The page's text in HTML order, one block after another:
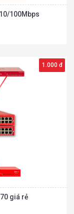
100Mbps
1.000 đ
giá rẻ